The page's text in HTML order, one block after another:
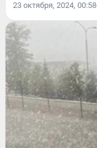
23 октября, 2024, 00:58